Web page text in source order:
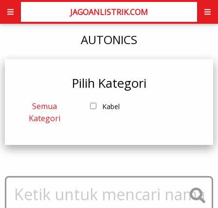
JAGOANLISTRIK.COM
AUTONICS
Pilih Kategori
Semua
Kategori
Kabel